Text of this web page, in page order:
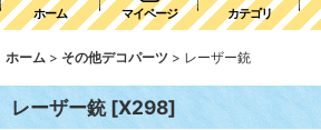
ホーム マイページ カテゴリ
ホーム > その他デコパーツ > レーザー銃
レーザー銃 [X298]